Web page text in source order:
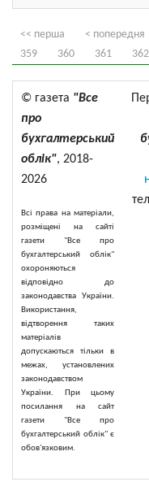
<< перша < попередня
359
360 361 362
© газета "Все
про
бухгалтерський
облік", 2018-
2026
Всі права на матеріали,
розміщені на сайті
газети "Все про
бухгалтерський облік"
охороняються
відповідно до
законодавства України.
Використання,
відтворення таких
матеріалів
допускаються тільки в
межах, установлених
законодавством
України. При цьому
посилання на сайт
газети "Все про
бухгалтерський облік" є
обов'язковим.